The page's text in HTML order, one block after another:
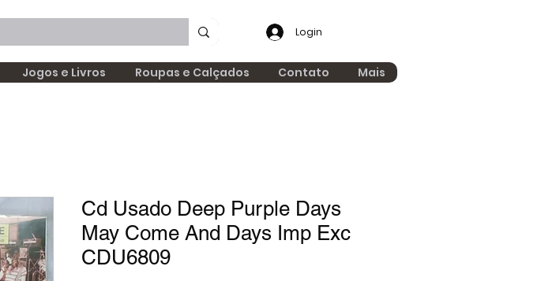
Login
Jogos e Livros Roupas e Calçados Contato Mais
Cd Usado Deep Purple Days
May Come And Days Imp Exc
CDU6809